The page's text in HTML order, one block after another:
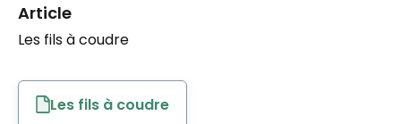
Article
Les fils à coudre
Les fils à coudre